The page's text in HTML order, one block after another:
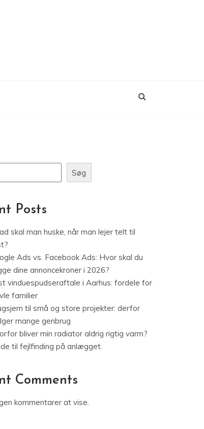
Søg
Posts
skal man huske, når man lejer telt til
Ads vs. Facebook Ads: Hvor skal du
dine annoncekroner i 2026?
vinduespudseraftale i Aarhus: fordele for
familier
til små og store projekter: derfor
mange genbrug
bliver min radiator aldrig rigtig varm?
til fejlfinding på anlægget.
Comments
kommentarer at vise.